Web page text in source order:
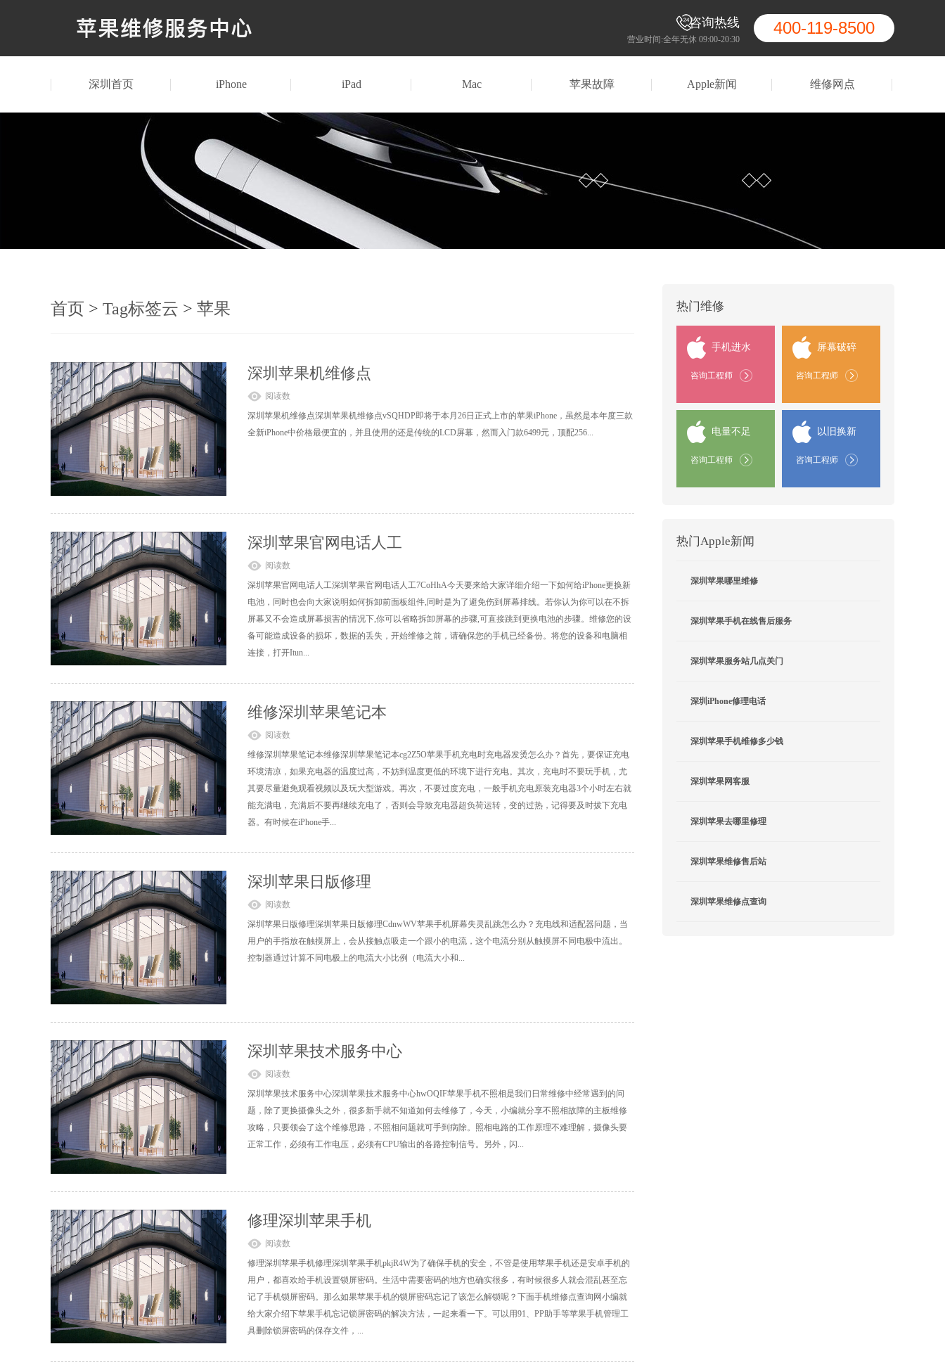
咨询热线
营业时间:全年无休 09:00-20:30
400-119-8500
深圳首页 iPhone iPad Mac 苹果故障 Apple新闻 维修网点
首页 > Tag标签云 > 苹果
深圳苹果机维修点
阅读数
深圳苹果机维修点深圳苹果机维修点vSQHDP即将于本月26日正式上市的苹果iPhone，虽然是本年度三款
全新iPhone中价格最便宜的，并且使用的还是传统的LCD屏幕，然而入门款6499元，顶配256...
深圳苹果官网电话人工
阅读数
深圳苹果官网电话人工深圳苹果官网电话人工7CoHhA今天要来给大家详细介绍一下如何给iPhone更换新
电池，同时也会向大家说明如何拆卸前面板组件,同时是为了避免伤到屏幕排线。若你认为你可以在不拆
屏幕又不会造成屏幕损害的情况下,你可以省略拆卸屏幕的步骤,可直接跳到更换电池的步骤。维修您的设
备可能造成设备的损坏，数据的丢失，开始维修之前，请确保您的手机已经备份。将您的设备和电脑相
连接，打开Itun...
维修深圳苹果笔记本
阅读数
维修深圳苹果笔记本维修深圳苹果笔记本cg2Z5O苹果手机充电时充电器发烫怎么办？首先，要保证充电
环境清凉，如果充电器的温度过高，不妨到温度更低的环境下进行充电。其次，充电时不要玩手机，尤
其要尽量避免观看视频以及玩大型游戏。再次，不要过度充电，一般手机充电原装充电器3个小时左右就
能充满电，充满后不要再继续充电了，否则会导致充电器超负荷运转，变的过热，记得要及时拔下充电
器。有时候在iPhone手...
深圳苹果日版修理
阅读数
深圳苹果日版修理深圳苹果日版修理CdnwWV苹果手机屏幕失灵乱跳怎么办？充电线和适配器问题，当
用户的手指放在触摸屏上，会从接触点吸走一个跟小的电流，这个电流分别从触摸屏不同电极中流出。
控制器通过计算不同电极上的电流大小比例（电流大小和...
深圳苹果技术服务中心
阅读数
深圳苹果技术服务中心深圳苹果技术服务中心hwOQIF苹果手机不照相是我们日常维修中经常遇到的问
题，除了更换摄像头之外，很多新手就不知道如何去维修了，今天，小编就分享不照相故障的主板维修
攻略，只要领会了这个维修思路，不照相问题就可手到病除。照相电路的工作原理不难理解，摄像头要
正常工作，必须有工作电压，必须有CPU输出的各路控制信号。另外，闪...
修理深圳苹果手机
阅读数
修理深圳苹果手机修理深圳苹果手机pkjR4W为了确保手机的安全，不管是使用苹果手机还是安卓手机的
用户，都喜欢给手机设置锁屏密码。生活中需要密码的地方也确实很多，有时候很多人就会混乱甚至忘
记了手机锁屏密码。那么如果苹果手机的锁屏密码忘记了该怎么解锁呢？下面手机维修点查询网小编就
给大家介绍下苹果手机忘记锁屏密码的解决方法，一起来看一下。可以用91、PP助手等苹果手机管理工
具删除锁屏密码的保存文件，...
热门维修
手机进水
咨询工程师
屏幕破碎
咨询工程师
电量不足
咨询工程师
以旧换新
咨询工程师
热门Apple新闻
深圳苹果哪里维修
深圳苹果手机在线售后服务
深圳苹果服务站几点关门
深圳iPhone修理电话
深圳苹果手机维修多少钱
深圳苹果网客服
深圳苹果去哪里修理
深圳苹果维修售后站
深圳苹果维修点查询